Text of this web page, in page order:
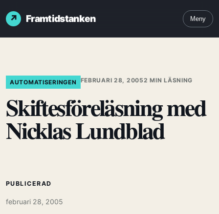
Framtidstanken Meny
AUTOMATISERINGEN FEBRUARI 28, 20052 MIN LÄSNING
Skiftesföreläsning med
Nicklas Lundblad
PUBLICERAD
februari 28, 2005